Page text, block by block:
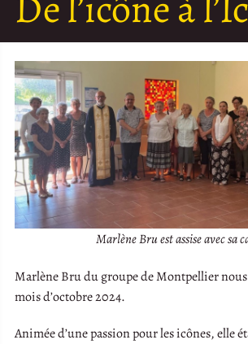
Marlène Bru est assise avec sa
Marlène Bru du groupe de Montpellier nous
mois d’octobre 2024.
Animée d’une passion pour les icônes, elle